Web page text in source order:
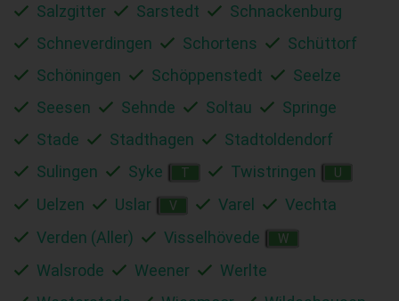
Salzgitter
Sarstedt
Schnackenburg
Schneverdingen
Schortens
Schüttorf
Schöningen
Schöppenstedt
Seelze
Seesen
Sehnde Soltau
Springe
Stade
Stadthagen
Stadtoldendorf
Sulingen
Syke T Twistringen U
Uelzen Uslar V Varel
Vechta
Verden (Aller)
Visselhövede W
Walsrode Weener
Werlte